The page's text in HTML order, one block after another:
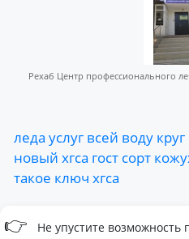
Рехаб Центр профессионального
леда услуг всей воду круг
новый хгса гост сорт
такое ключ хгса
👉
Не упустите